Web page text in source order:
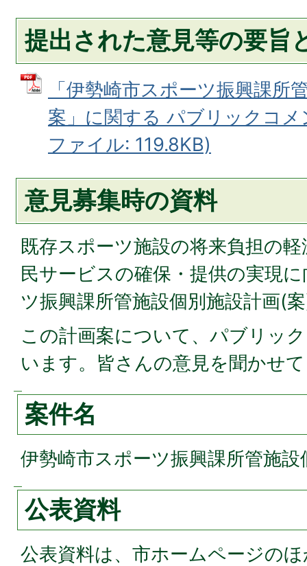
提出された意見等の要旨
「伊勢崎市スポーツ振興課所
案」に関する パブリックコ
ファイル: 119.8KB)
意見募集時の資料
既存スポーツ施設の将来負担の
民サービスの確保・提供の実現
ツ振興課所管施設個別施設計画(
この計画案について、パブリッ
います。皆さんの意見を聞かせ
案件名
伊勢崎市スポーツ振興課所管施
公表資料
公表資料は、市ホームページの